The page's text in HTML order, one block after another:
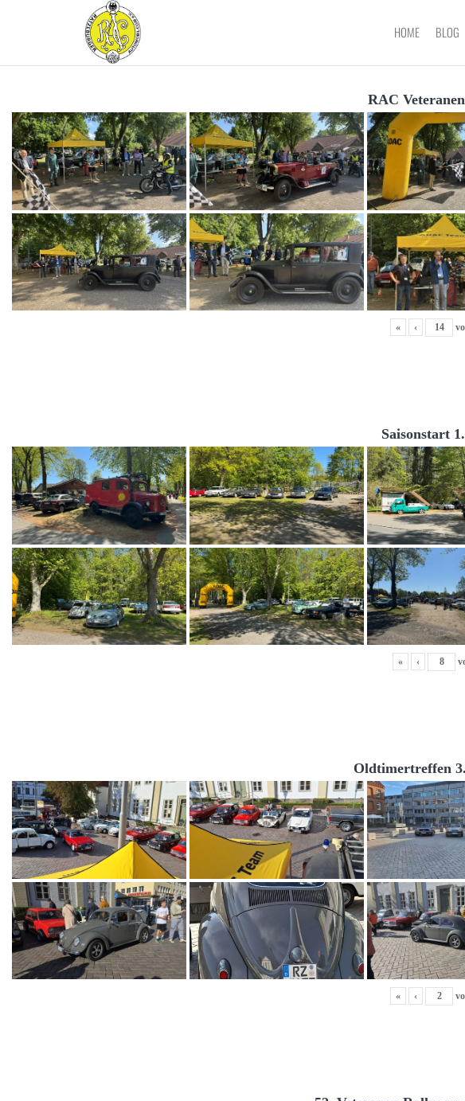
AUTOMOBIL-
ADAC E.V.
HOME BLOG
RAC
« ‹
Saisonstart
« ‹
Oldtimertreffen
« ‹